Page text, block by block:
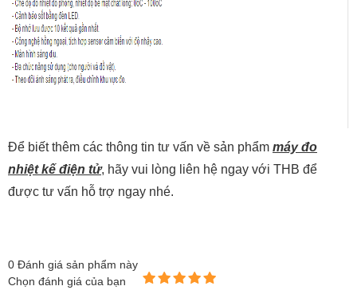
Để biết thêm các thông tin tư vấn về sản phẩm máy đo
nhiệt kế điện tử, hãy vui lòng liên hệ ngay với THB để
được tư vấn hỗ trợ ngay nhé.
0 Đánh giá sản phẩm này
Chọn đánh giá của bạn